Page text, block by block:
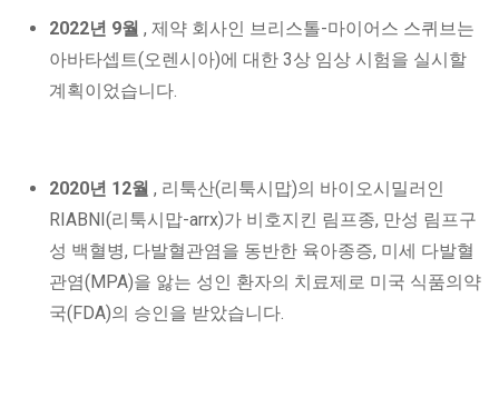
2022년 9월 , 제약 회사인 브리스톨-마이어스 스퀴브는
아바타셉트(오렌시아)에 대한 3상 임상 시험을 실시할
계획이었습니다.
2020년 12월 , 리툭산(리툭시맙)의 바이오시밀러인
RIABNI(리툭시맙-arrx)가 비호지킨 림프종, 만성 림프구
성 백혈병, 다발혈관염을 동반한 육아종증, 미세 다발혈
관염(MPA)을 앓는 성인 환자의 치료제로 미국 식품의약
국(FDA)의 승인을 받았습니다.